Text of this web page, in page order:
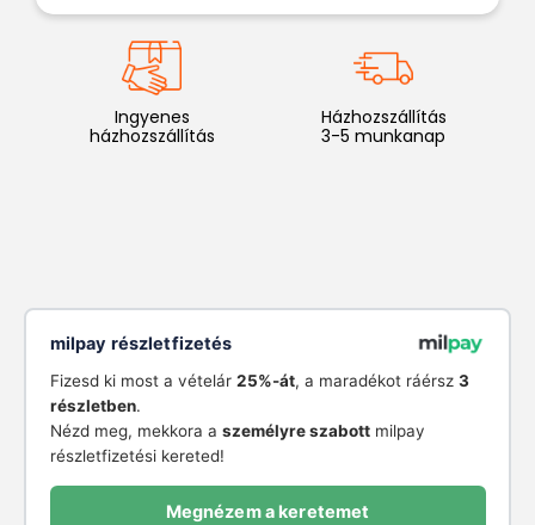
Ingyenes
házhozszállítás
Házhozszállítás
3-5 munkanap
milpay részletfizetés
Fizesd ki most a vételár 25%-át, a maradékot ráérsz 3
részletben.
Nézd meg, mekkora a személyre szabottmilpay
részletfizetési kereted!
Megnézem a keretemet